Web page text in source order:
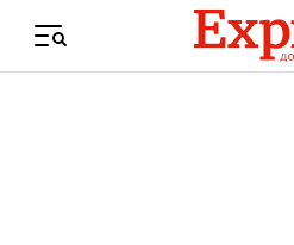
Menu